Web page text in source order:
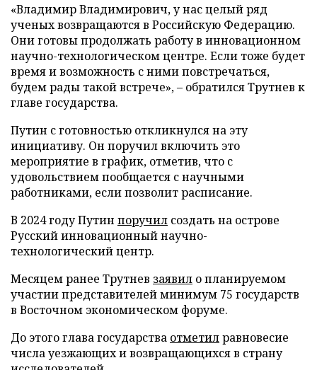
«Владимир Владимирович, у нас целый ряд
ученых возвращаются в Российскую Федерацию.
Они готовы продолжать работу в инновационном
научно-технологическом центре. Если тоже будет
время и возможность с ними повстречаться,
будем рады такой встрече», – обратился Трутнев к
главе государства.
Путин с готовностью откликнулся на эту
инициативу. Он поручил включить это
мероприятие в график, отметив, что с
удовольствием пообщается с научными
работниками, если позволит расписание.
В 2024 году Путин поручил создать на острове
Русский инновационный научно-
технологический центр.
Месяцем ранее Трутнев заявил о планируемом
участии представителей минимум 75 государств
в Восточном экономическом форуме.
До этого глава государства отметилравновесие
числа уезжающих и возвращающихся в страну